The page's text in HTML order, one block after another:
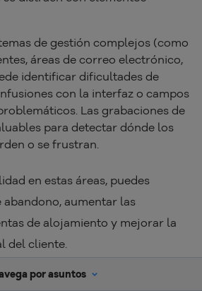
de gestión complejos (como
áreas de correo electrónico,
identificar dificultades de
con la interfaz o campos
Las grabaciones de
para detectar dónde los
o se frustran.
en estas áreas, puedes
abandono, aumentar las
de alojamiento y mejorar la
del cliente.
por asuntos